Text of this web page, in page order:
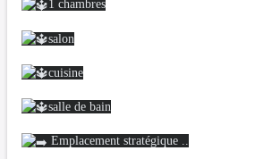
1 chambres
salon
cuisine
salle de bain
Emplacement stratégique ..